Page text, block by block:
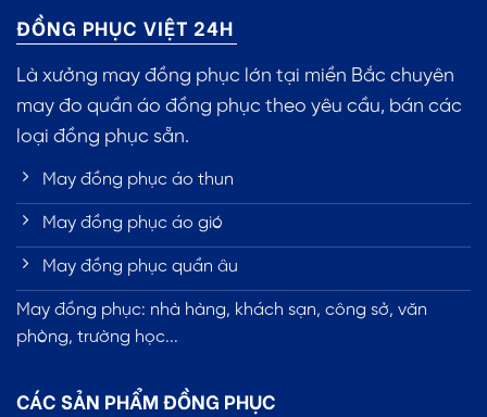
ĐỒNG PHỤC VIỆT 24H
Là xưởng may đồng phục lớn tại miền Bắc chuyên
may đo quần áo đồng phục theo yêu cầu, bán các
loại đồng phục sẵn.
May đồng phục áo thun
May đồng phục áo gió
May đồng phục quần âu
May đồng phục: nhà hàng, khách sạn, công sở, văn
phòng, trường học...
CÁC SẢN PHẨM ĐỒNG PHỤC